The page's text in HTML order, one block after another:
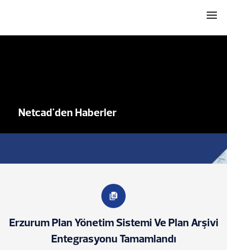
Netcad'den Haberler
Erzurum Plan Yönetim Sistemi Ve Plan Arşivi
Entegrasyonu Tamamlandı